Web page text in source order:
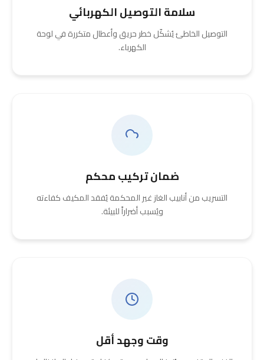
سلامة التوصيل الكهربائي
التوصيل الخاطئ يُشكّل خطر حريق وأعطال متكررة في لوحة
الكهرباء.
ضمان تركيب محكم
التسريب من أنابيب الغاز غير المحكمة يُفقد المكيف كفاءته
ويُسبب أضراراً للبيئة.
وقت وجهد أقل